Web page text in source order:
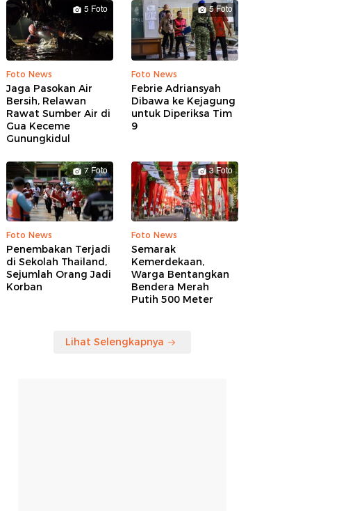
5 Foto
Foto News
Jaga Pasokan Air
Bersih, Relawan
Rawat Sumber Air di
Gua Keceme
Gunungkidul
5 Foto
Foto News
Febrie Adriansyah
Dibawa ke Kejagung
untuk Diperiksa Tim
9
7 Foto
Foto News
Penembakan Terjadi
di Sekolah Thailand,
Sejumlah Orang Jadi
Korban
3 Foto
Foto News
Semarak
Kemerdekaan,
Warga Bentangkan
Bendera Merah
Putih 500 Meter
Lihat Selengkapnya